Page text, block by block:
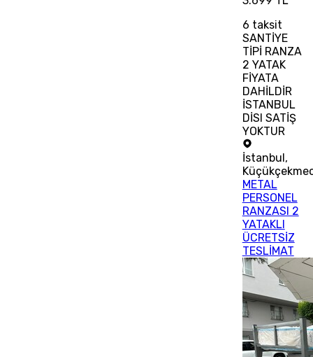
6 taksit
SANTİYE
TİPİ RANZA
2 YATAK
FİYATA
DAHİLDİR
İSTANBUL
DİSI SATİŞ
YOKTUR
İstanbul ,
METAL
PERSONEL
RANZASI 2
YATAKLI
ÜCRETSİZ
TESLİMAT